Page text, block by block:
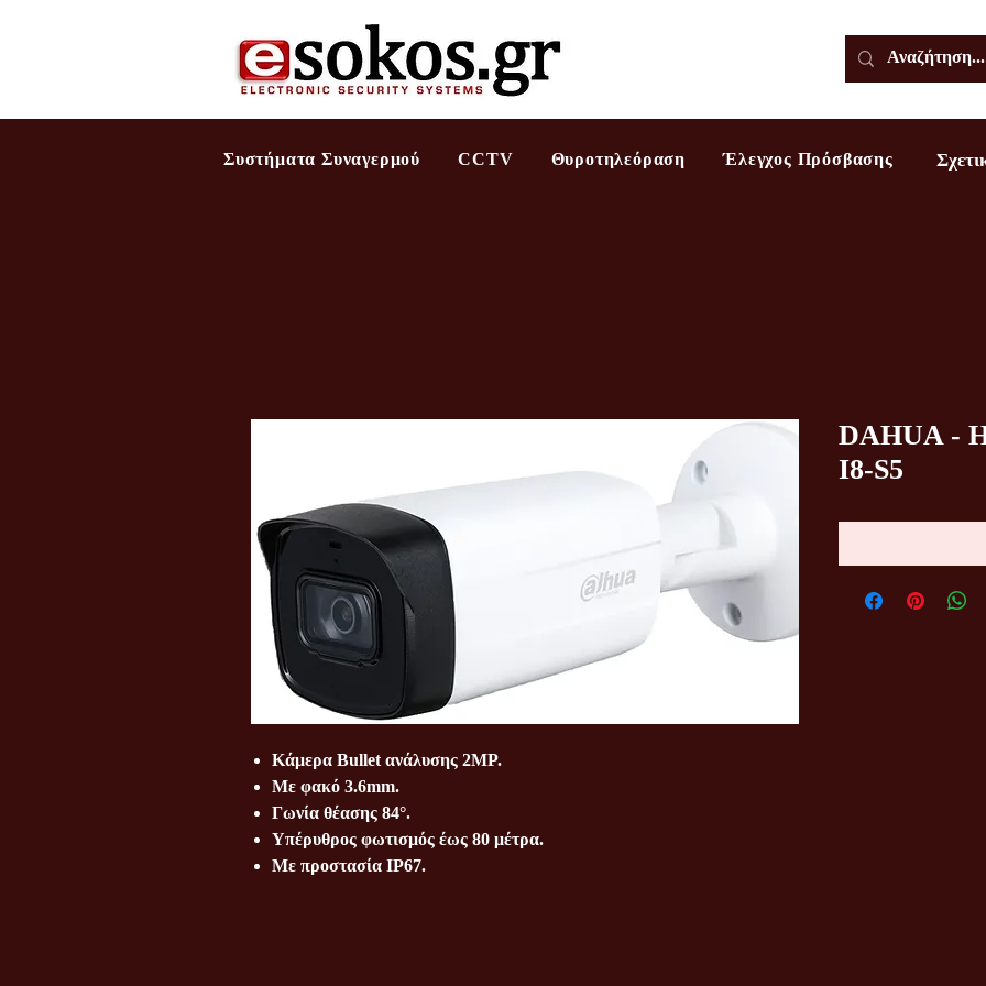
Συστήματα Συναγερμού CCTV Θυροτηλεόραση Έλεγχος Πρόσβασης
Κάμερα Bullet ανάλυσης 2MP.
Mε φακό 3.6mm.
Γωνία θέασης 84°.
Υπέρυθρος φωτισμός έως 80 μέτρα.
Με προστασία IP67.
DAHUA -
I8-S5